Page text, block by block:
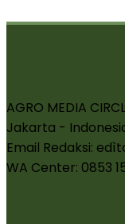
AGRO MEDIA
Jakarta -
Email Redaksi:
WA Center: 0853